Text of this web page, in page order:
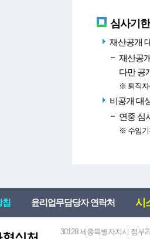
심사기한
재산공개
재산공
다만 공
※ 퇴직자
비공개 대
연중 심
※ 수임기
침 윤리업무담당자 연락처 시
30128 세종특별자치시 정부